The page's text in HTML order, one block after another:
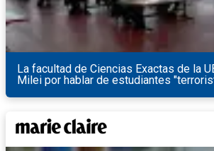
La facultad de Ciencias Exactas de la
Milei por hablar de estudiantes